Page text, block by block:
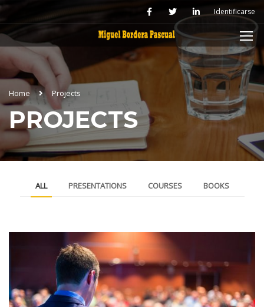
Identificarse
Home Projects
PROJECTS
ALL PRESENTATIONS COURSES BOOKS